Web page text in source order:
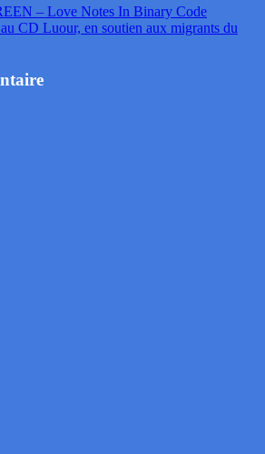
– Love Notes In Binary Code
CD Luour, en soutien aux migrants du